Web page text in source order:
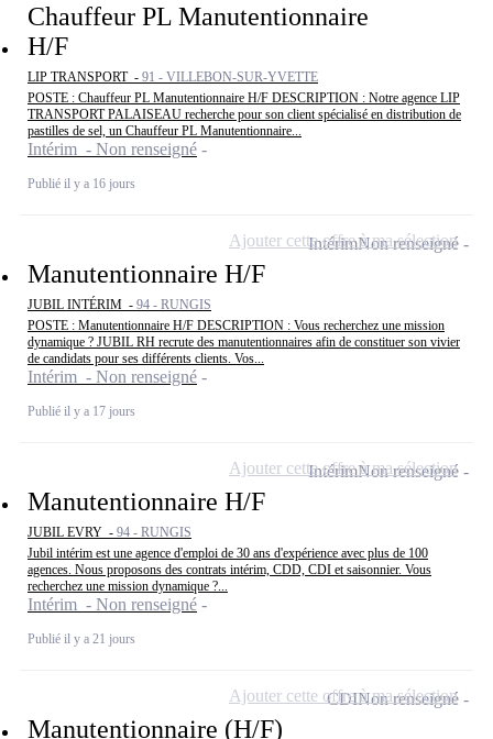
Chauffeur PL Manutentionnaire
H/F
LIP TRANSPORT - 91 - VILLEBON-SUR-YVETTE
POSTE : Chauffeur PL Manutentionnaire H/F DESCRIPTION : Notre agence LIP
TRANSPORT PALAISEAU recherche pour son client spécialisé en distribution de
pastilles de sel, un Chauffeur PL Manutentionnaire...
Intérim - Non renseigné
Publié il y a 16 jours
Manutentionnaire H/F
JUBIL INTÉRIM - 94 - RUNGIS
POSTE : Manutentionnaire H/F DESCRIPTION : Vous recherchez une mission
dynamique ? JUBIL RH recrute des manutentionnaires afin de constituer son vivier
de candidats pour ses différents clients. Vos...
Intérim - Non renseigné
Publié il y a 17 jours
IntérimNon renseigné
Ajouter cette offre à ma sélection
Manutentionnaire H/F
JUBIL EVRY - 94 - RUNGIS
Jubil intérim est une agence d'emploi de 30 ans d'expérience avec plus de 100
agences. Nous proposons des contrats intérim, CDD, CDI et saisonnier. Vous
recherchez une mission dynamique ?...
Intérim - Non renseigné
Publié il y a 21 jours
IntérimNon renseigné
Ajouter cette offre à ma sélection
Manutentionnaire (H/F)
CDINon renseigné
Ajouter cette offre à ma sélection